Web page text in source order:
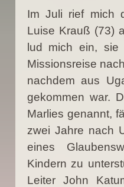
Im Juli rief mich
Luise Krauß (73)
lud mich ein, sie
Missionsreise
nachdem aus
gekommen war.
Marlies genannt,
zwei Jahre nach
eines
Kindern zu
Leiter John